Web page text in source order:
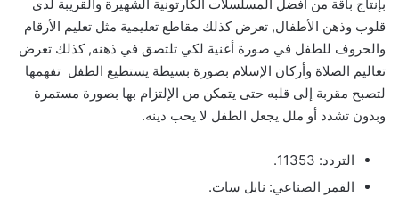
بإنتاج باقة من أفضل المسلسلات الكارتونية الشهيرة والقريبة لدى
قلوب وذهن الأطفال, تعرض كذلك مقاطع تعليمية مثل تعليم الأرقام
والحروف للطفل في صورة أغنية لكي تلتصق في ذهنه, كذلك تعرض
تعاليم الصلاة وأركان الإسلام بصورة بسيطة يستطيع الطفل تفهمها
لتصبح مقربة إلى قلبه حتى يتمكن من الإلتزام بها بصورة مستمرة
وبدون تشدد أو ملل يجعل الطفل لا يحب دينه.
التردد: 11353.
القمر الصناعي: نايل سات.